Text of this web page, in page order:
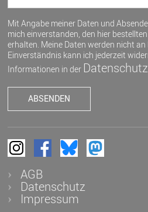
Mit Angabe meiner Daten und
mich einverstanden, den hier
erhalten. Meine Daten werden nicht
Einverständnis kann ich jederzeit
Informationen in der
AGB
Datenschutz
Impressum